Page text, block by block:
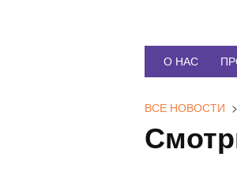
Главное
О НАС
ВСЕ НОВОСТИ >